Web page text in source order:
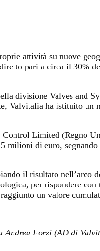
attività su nuove
pari a circa il 30%
divisione Valves and
Valvitalia ha istituito un
Limited (Regno
di euro,
il risultato nell’arco
per rispondere
un valore
Andrea Forzi (AD di